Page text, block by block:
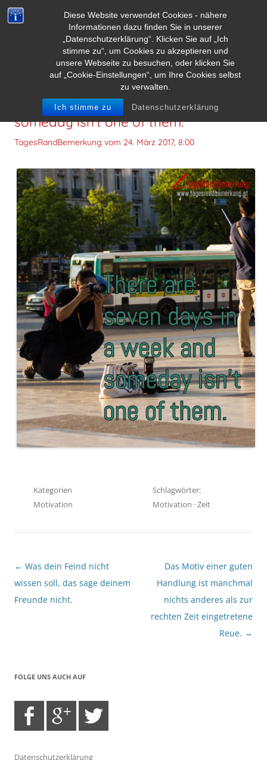
Diese Website verwendet Cookies - nähere
Informationen dazu finden Sie in unserer
„Datenschutzerklärung“. Klicken Sie auf „Ich
stimme zu“, um Cookies zu akzeptieren und
unsere Webseite zu besuchen, oder klicken Sie
auf „Cookie-Einstellungen“, um Ihre Cookies selbst
zu verwalten.
Ich stimme zu Datenschutzerklärung
There are seven days in a week and
someday isn’t one of them.
TagesRandBemerkung vom 24. März 2017, 8:00
Kategorien
Motivation
Schlagwörter:
Motivation ·Zeit
Beitragsnavigation
← Was dein Feind nicht
wissen soll, das sage deinem
Freunde nicht.
Das Motiv einer guten
Handlung ist manchmal
nichts anderes als zur
rechten Zeit eingetretene
Reue. →
FOLGE UNS AUCH AUF
Datenschutzerklärung